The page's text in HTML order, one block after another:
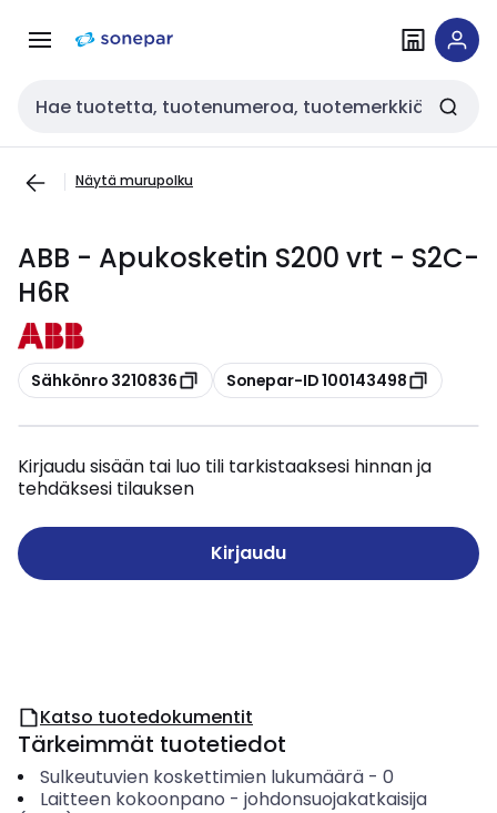
navigointiinsisältöön
Haku
Näytä murupolku
ABB - Apukosketin S200 vrt - S2C-
H6R
Kopioi
Sähkönro 3210836 Kopioi
Sonepar-ID 100143498
Kirjaudu sisään tai luo tili tarkistaaksesi hinnan ja
tehdäksesi tilauksen
Kirjaudu
Katso tuotedokumentit
Tärkeimmät tuotetiedot
Sulkeutuvien koskettimien lukumäärä- 0
Laitteen kokoonpano - johdonsuojakatkaisija